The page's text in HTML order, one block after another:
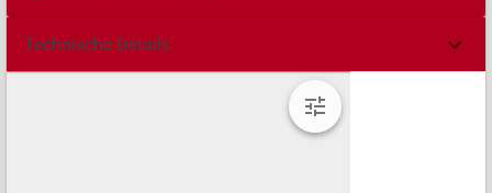
Technische Details